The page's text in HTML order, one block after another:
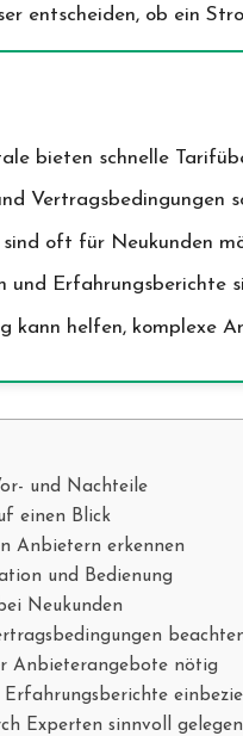
entscheiden, ob ein
bieten schnelle
Vertragsbedingungen
sind oft für Neukunden
und Erfahrungsberichte
kann helfen, komplexe
und Nachteile
einen Blick
Anbietern erkennen
und Bedienung
Neukunden
Anbieterangebote nötig
Erfahrungsberichte
Experten sinnvoll